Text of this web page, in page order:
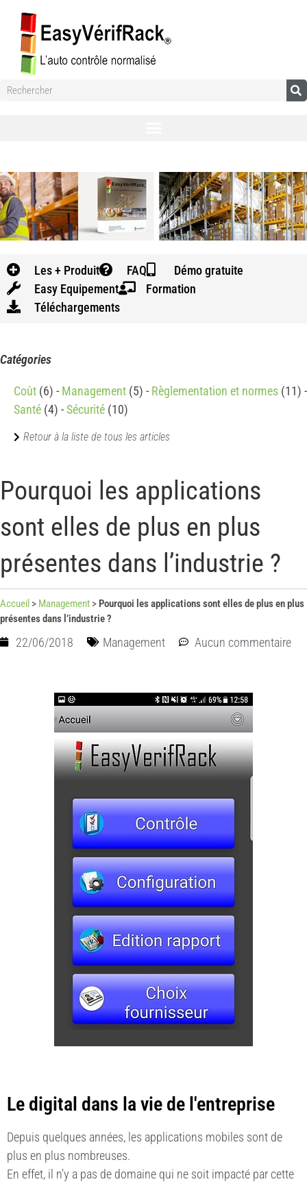
grâce à l’application EasyVérifRack
Découvrez pourquoi
Les + Produit FAQ
Démo gratuite
Easy Equipement
Formation
Téléchargements
Catégories
Coût (6) Management (5) Règlementation et normes (11)
Santé (4) Sécurité (10)
Retour à la liste de tous les articles
Pourquoi les applications
sont elles de plus en plus
présentes dans l’industrie ?
Accueil > Management > Pourquoi les applications sont elles de plus en plus
présentes dans l’industrie ?
22/06/2018 Management Aucun commentaire
Le digital dans la vie de l'entreprise
Depuis quelques années, les applications mobiles sont de
plus en plus nombreuses.
En effet, il n’y a pas de domaine qui ne soit impacté par cette